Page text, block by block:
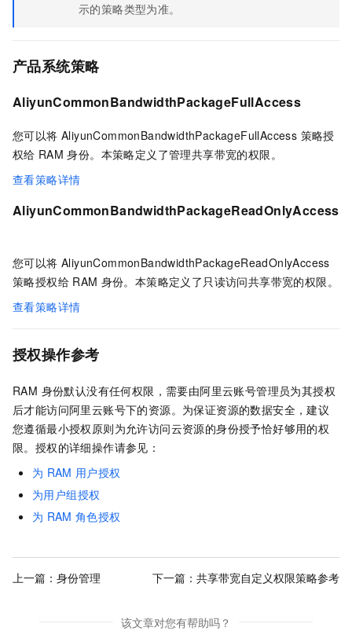
示的策略类型为准。
产品系统策略
AliyunCommonBandwidthPackageFullAccess
您可以将 AliyunCommonBandwidthPackageFullAccess 策略授
权给 RAM 身份。本策略定义了管理共享带宽的权限。
查看策略详情
AliyunCommonBandwidthPackageReadOnlyAccess
您可以将 AliyunCommonBandwidthPackageReadOnlyAccess
策略授权给 RAM 身份。本策略定义了只读访问共享带宽的权限。
查看策略详情
授权操作参考
RAM 身份默认没有任何权限，需要由阿里云账号管理员为其授权
后才能访问阿里云账号下的资源。为保证资源的数据安全，建议
您遵循最小授权原则为允许访问云资源的身份授予恰好够用的权
限。授权的详细操作请参见：
为 RAM 用户授权
为用户组授权
为 RAM 角色授权
上一篇： 身份管理 下一篇： 共享带宽自定义权限策略参考
该文章对您有帮助吗？